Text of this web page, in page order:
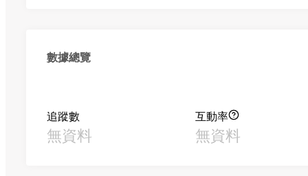
數據總覽
追蹤數
無資料
互動率
無資料